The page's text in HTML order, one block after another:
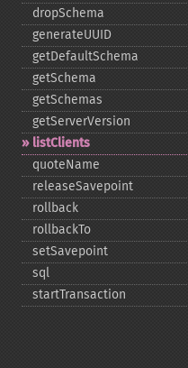
dropSchema
generateUUID
getDefaultSchema
getSchema
getSchemas
getServerVersion
listClients
quoteName
releaseSavepoint
rollback
rollbackTo
setSavepoint
sql
startTransaction